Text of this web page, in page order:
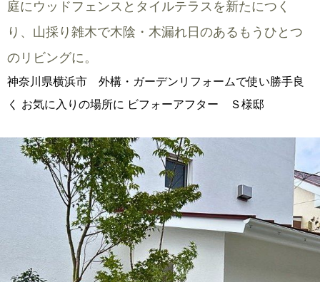
庭にウッドフェンスとタイルテラスを新たにつく
り、山採り雑木で木陰・木漏れ日のあるもうひとつ
のリビングに。
神奈川県横浜市 外構・ガーデンリフォームで使い勝手良
く お気に入りの場所に ビフォーアフター Ｓ様邸